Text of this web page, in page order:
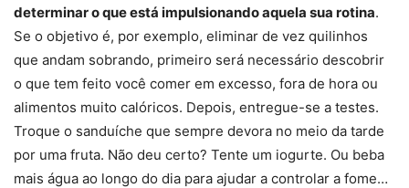
determinar o que está impulsionando aquela sua rotina.
Se o objetivo é, por exemplo, eliminar de vez quilinhos
que andam sobrando, primeiro será necessário descobrir
o que tem feito você comer em excesso, fora de hora ou
alimentos muito calóricos. Depois, entregue-se a testes.
Troque o sanduíche que sempre devora no meio da tarde
por uma fruta. Não deu certo? Tente um iogurte. Ou beba
mais água ao longo do dia para ajudar a controlar a fome…